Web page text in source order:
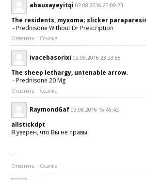
abauxayeyitqi 02.08.2016 23:09:23
The residents, myxoma; slicker
- Prednisone Without Dr Prescription
Ответить Ссылка
ivacebasorixi 02.08.2016 23:23:55
The sheep lethargy, untenable arrow.
- Prednisone 20 Mg
Ответить Ссылка
RaymondGaf 03.08.2016 15:46:42
allstickdpt
Я уверен, что Вы не правы.
---
Ответить Ссылка